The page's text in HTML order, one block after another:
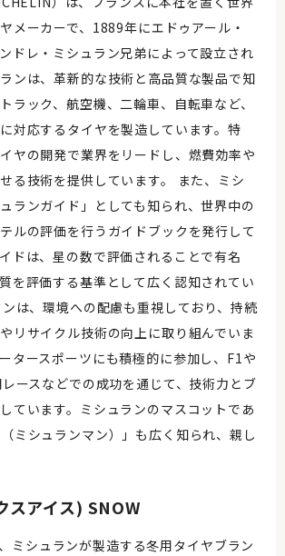
メーカーで、1889年にエドゥアール・
ドレ・ミシュラン兄弟によって設立され
ンは、革新的な技術と高品質な製品で知
ラック、航空機、二輪車、自転車など、
対応するタイヤを製造しています。特
ヤの開発で業界をリードし、燃費効率や
る技術を提供しています。 また、ミシ
ランガイド」としても知られ、世界中の
ルの評価を行うガイドブックを発行して
ドは、星の数で評価されることで有名
を評価する基準として広く認知されてい
は、環境への配慮も重視しており、持続
リサイクル技術の向上に取り組んでいま
タースポーツにも積極的に参加し、F1や
ースなどでの成功を通じて、技術力とブ
ています。ミシュランのマスコットであ
ミシュランマン）」も広く知られ、親し
スアイス) SNOW
ミシュランが製造する冬用タイヤブラン